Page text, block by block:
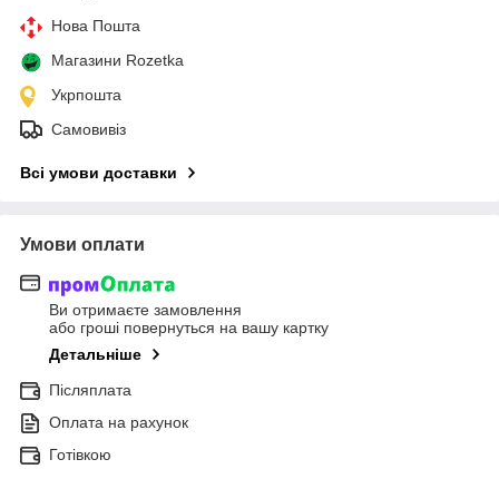
Нова Пошта
Магазини Rozetka
Укрпошта
Самовивіз
Всі умови доставки
Умови оплати
Ви отримаєте замовлення
або гроші повернуться на вашу картку
Детальніше
Післяплата
Оплата на рахунок
Готівкою